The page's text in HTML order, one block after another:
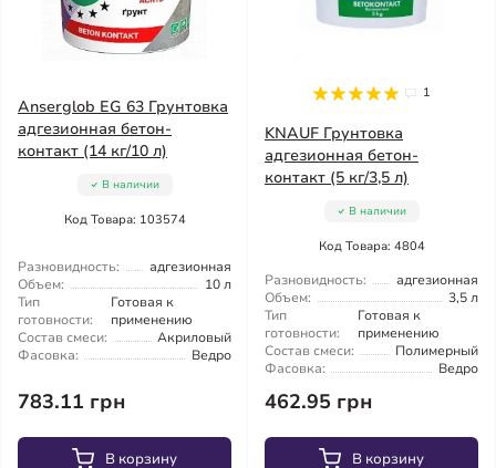
Anserglob EG 63 Грунтовка
адгезионная бетон-
контакт (14 кг/10 л)
В наличии
Код Товара: 103574
Разновидность:
адгезионная
Объем:
10 л
Тип
готовности:
Готовая к
применению
Состав смеси:
Акриловый
Фасовка:
Ведро
783.11 грн
В корзину
1
KNAUF Грунтовка
адгезионная бетон-
контакт (5 кг/3,5 л)
В наличии
Код Товара: 4804
Разновидность:
адгезионная
Объем:
3,5 л
Тип
готовности:
Готовая к
применению
Состав смеси:
Полимерный
Фасовка:
Ведро
462.95 грн
В корзину